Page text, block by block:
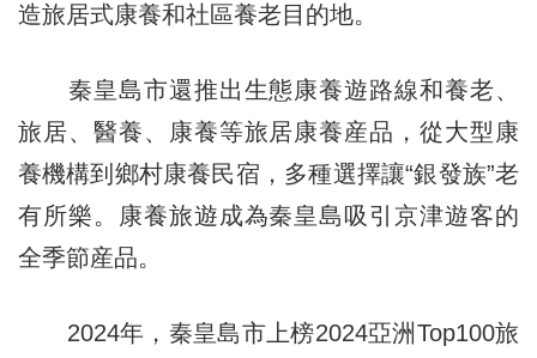
造旅居式康養和社區養老目的地。
秦皇島市還推出生態康養遊路線和養老、
旅居、醫養、康養等旅居康養産品，從大型康
養機構到鄉村康養民宿，多種選擇讓“銀發族”老
有所樂。康養旅遊成為秦皇島吸引京津遊客的
全季節産品。
2024年，秦皇島市上榜2024亞洲Top100旅